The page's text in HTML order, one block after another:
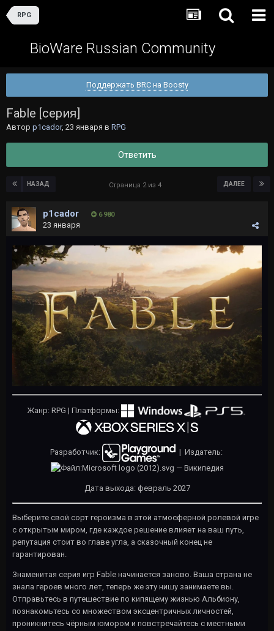
RPG
BioWare Russian Community
Поддержать BRC на Boosty
Fable [серия]
Автор p1cador, 23 января в RPG
Ответить
НАЗАД ДАЛЕЕ
Страница 2 из 4
p1cador 6 980
23 января
Жанр: RPG | Платформы:
Разработчик: | Издатель:
Дата выхода: февраль 2027
Выберите свой сорт героизма в этой атмосферной ролевой игре
с открытым миром, где каждое решение влияет на ваш путь,
репутация стоит во главе угла, а сказочный конец не
гарантирован.
Знаменитая серия игр Fable начинается заново. Ваша страна не
знала героев много лет, теперь же эту нишу занимаете вы.
Отправьтесь в путешествие по кипящему жизнью Альбиону,
познакомьтесь со множеством эксцентричных личностей,
проникнитесь чёрным юмором и повстречайтесь с местными